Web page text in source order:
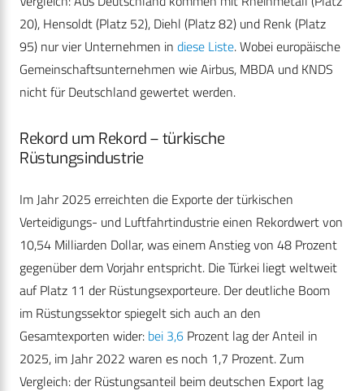
20), Hensoldt (Platz 52), Diehl (Platz 82) und Renk (Platz
95) nur vier Unternehmen in diese Liste. Wobei europäische
Gemeinschaftsunternehmen wie Airbus, MBDA und KNDS
nicht für Deutschland gewertet werden.
Rekord um Rekord – türkische
Rüstungsindustrie
Im Jahr 2025 erreichten die Exporte der türkischen
Verteidigungs- und Luftfahrtindustrie einen Rekordwert von
10,54 Milliarden Dollar, was einem Anstieg von 48 Prozent
gegenüber dem Vorjahr entspricht. Die Türkei liegt weltweit
auf Platz 11 der Rüstungsexporteure. Der deutliche Boom
im Rüstungssektor spiegelt sich auch an den
Gesamtexporten wider: bei 3,6 Prozent lag der Anteil in
2025, im Jahr 2022 waren es noch 1,7 Prozent. Zum
Vergleich: der Rüstungsanteil beim deutschen Export lag